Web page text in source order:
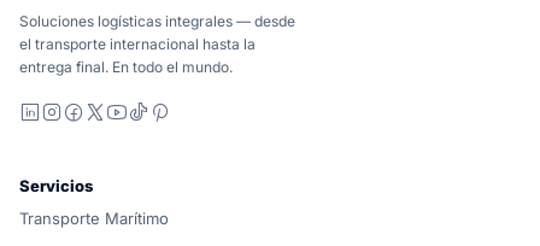
Soluciones logísticas integrales — desde
el transporte internacional hasta la
entrega final. En todo el mundo.
LinkedIn
Instagram
Facebook
X YouTube
TikTok
Servicios
Transporte Marítimo